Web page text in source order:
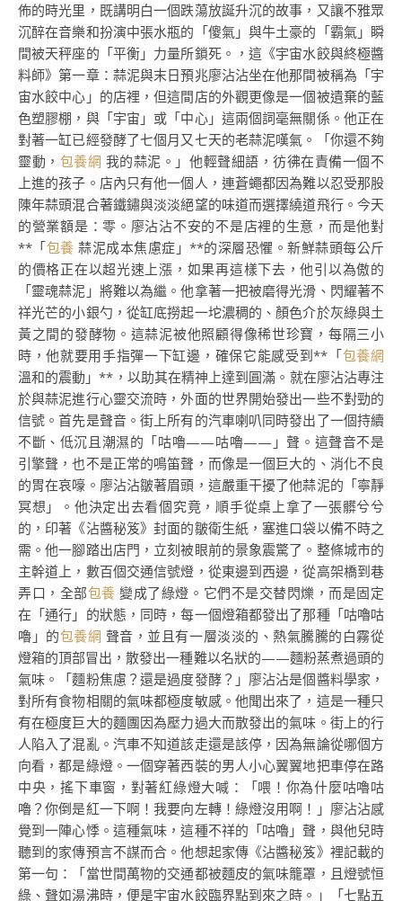
佈的時光里，既講明白一個跌蕩放誕升沉的故事，又讓不雅眾
沉醉在音樂和扮演中張水瓶的「傻氣」與牛土豪的「霸氣」瞬
間被天秤座的「平衡」力量所鎖死。，這《宇宙水餃與終極醬
料師》第一章：蒜泥與末日預兆廖沾沾坐在他那間被稱為「宇
宙水餃中心」的店裡，但這間店的外觀更像是一個被遺棄的藍
色塑膠棚，與「宇宙」或「中心」這兩個詞毫無關係。他正在
對著一缸已經發酵了七個月又七天的老蒜泥嘆氣。「你還不夠
靈動， 包養網 我的蒜泥。」他輕聲細語，彷彿在責備一個不
上進的孩子。店內只有他一個人，連蒼蠅都因為難以忍受那股
陳年蒜頭混合著鐵鏽與淡淡絕望的味道而選擇繞道飛行。今天
的營業額是：零。廖沾沾不安的不是店裡的生意，而是他對
**「包養 蒜泥成本焦慮症」**的深層恐懼。新鮮蒜頭每公斤
的價格正在以超光速上漲，如果再這樣下去，他引以為傲的
「靈魂蒜泥」將難以為繼。他拿著一把被磨得光滑、閃耀著不
祥光芒的小銀勺，從缸底撈起一坨濃稠的、顏色介於灰綠與土
黃之間的發酵物。這蒜泥被他照顧得像稀世珍寶，每隔三小
時，他就要用手指彈一下缸邊，確保它能感受到**「包養網
溫和的震動」**，以助其在精神上達到圓滿。就在廖沾沾專注
於與蒜泥進行心靈交流時，外面的世界開始發出一些不對勁的
信號。首先是聲音。街上所有的汽車喇叭同時發出了一個持續
不斷、低沉且潮濕的「咕嚕——咕嚕——」聲。這聲音不是
引擎聲，也不是正常的鳴笛聲，而像是一個巨大的、消化不良
的胃在哀嚎。廖沾沾皺著眉頭，這嚴重干擾了他蒜泥的「寧靜
冥想」。他決定出去看個究竟，順手從桌上拿了一張髒兮兮
的，印著《沾醬秘笈》封面的皺衛生紙，塞進口袋以備不時之
需。他一腳踏出店門，立刻被眼前的景象震驚了。整條城市的
主幹道上，數百個交通信號燈，從東邊到西邊，從高架橋到巷
弄口，全部包養 變成了綠燈。它們不是交替閃爍，而是固定
在「通行」的狀態，同時，每一個燈箱都發出了那種「咕嚕咕
嚕」的包養網 聲音，並且有一層淡淡的、熱氣騰騰的白霧從
燈箱的頂部冒出，散發出一種難以名狀的——麵粉蒸煮過頭的
氣味。「麵粉焦慮？還是過度發酵？」廖沾沾是個醬料學家，
對所有食物相關的氣味都極度敏感。他聞出來了，這是一種只
有在極度巨大的麵團因為壓力過大而散發出的氣味。街上的行
人陷入了混亂。汽車不知道該走還是該停，因為無論從哪個方
向看，都是綠燈。一個穿著西裝的男人小心翼翼地把車停在路
中央，搖下車窗，對著紅綠燈大喊：「喂！你為什麼咕嚕咕
嚕？你倒是紅一下啊！我要向左轉！綠燈沒用啊！」廖沾沾感
覺到一陣心悸。這種氣味，這種不祥的「咕嚕」聲，與他兒時
聽到的家傳預言不謀而合。他想起家傳《沾醬秘笈》裡記載的
第一句：「當世間萬物的交通都被麵皮的氣味籠罩，且燈號恒
綠、聲如湯沸時，便是宇宙水餃臨界點到來之時。」「七點五